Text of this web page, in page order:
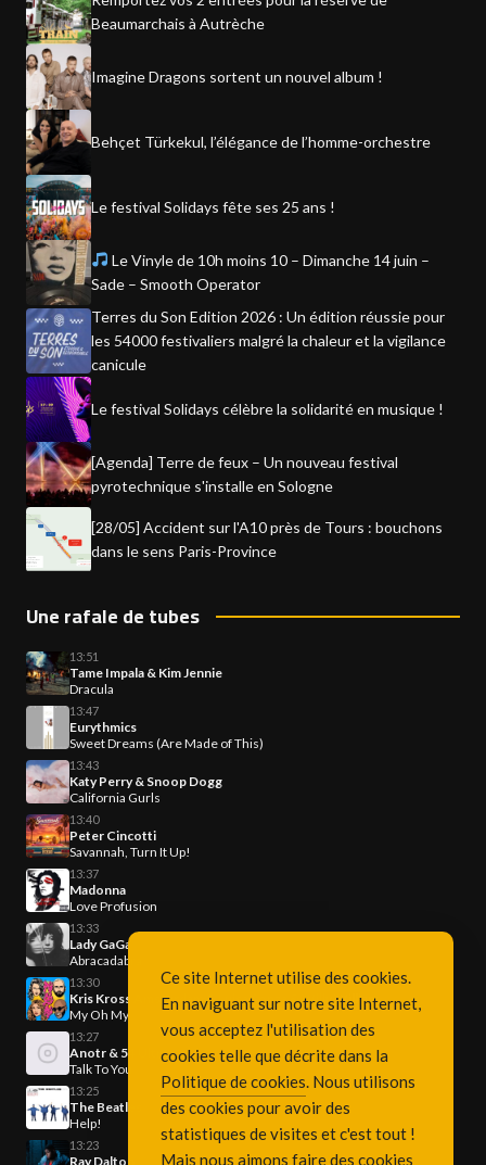
Beaumarchais à Autrèche
Imagine Dragons sortent un nouvel album !
Behçet Türkekul, l’élégance de l’homme-orchestre
Le festival Solidays fête ses 25 ans !
Le Vinyle de 10h moins 10 – Dimanche 14 juin –
Sade – Smooth Operator
Terres du Son Edition 2026 : Un édition réussie pour
les 54000 festivaliers malgré la chaleur et la vigilance
canicule
Le festival Solidays célèbre la solidarité en musique !
[Agenda] Terre de feux – Un nouveau festival
pyrotechnique s'installe en Sologne
[28/05] Accident sur l'A10 près de Tours : bouchons
dans le sens Paris-Province
Une rafale de tubes
13:51
Tame Impala & Kim Jennie
Dracula
13:47
Eurythmics
Sweet Dreams (Are Made of This)
13:43
Katy Perry & Snoop Dogg
California Gurls
13:40
Peter Cincotti
Savannah, Turn It Up!
13:37
Madonna
Love Profusion
13:33
Lady GaGa
Abracadabra
13:30
Kris Kross Amsterdam & Luisa Sonza & Willy William
My Oh My
13:27
Anotr & 54 Ultra
Talk To You
13:25
The Beatles
Help!
13:23
Ray Dalton
Ce site Internet utilise des cookies.
En naviguant sur notre site Internet,
vous acceptez l'utilisation des
cookies telle que décrite dans la
Politique de cookies. Nous utilisons
des cookies pour avoir des
statistiques de visites et c'est tout !
Mais nous aimons faire des cookies